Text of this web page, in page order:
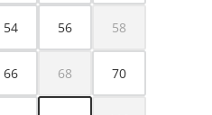
54 56 58
(Cette option
66 68
(Cette option n'est pas
70